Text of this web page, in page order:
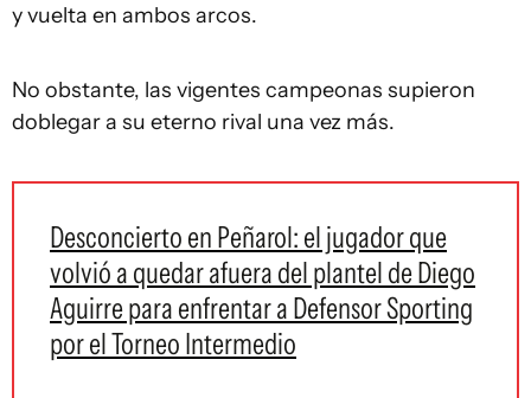
y vuelta en ambos arcos.
No obstante, las vigentes campeonas supieron
doblegar a su eterno rival una vez más.
Desconcierto en Peñarol: el jugador que
volvió a quedar afuera del plantel de Diego
Aguirre para enfrentar a Defensor Sporting
por el Torneo Intermedio